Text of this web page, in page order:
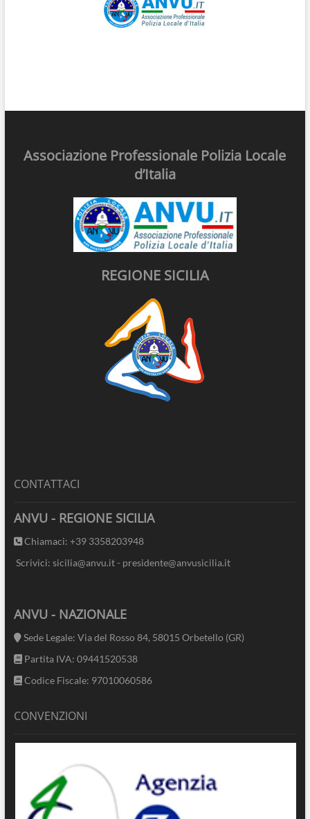
Associazione Professionale Polizia Locale
d’Italia
REGIONE SICILIA
CONTATTACI
ANVU - REGIONE SICILIA
Chiamaci: +39 3358203948
Scrivici: sicilia@anvu.it - presidente@anvusicilia.it
ANVU - NAZIONALE
Sede Legale: Via del Rosso 84, 58015 Orbetello (GR)
Partita IVA: 09441520538
Codice Fiscale: 97010060586
CONVENZIONI